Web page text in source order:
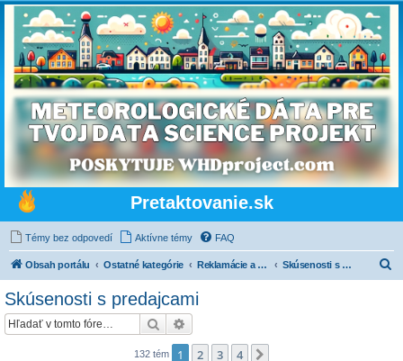
Pretaktovanie.sk
Témy bez odpovedí Aktívne témy FAQ
Obsah portálu Ostatné kategórie Reklamácie a paragrafy Skúsenosti s predajcami
Skúsenosti s predajcami
Hľadať
132 tém 1 2 3 4